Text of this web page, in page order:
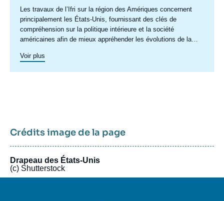
Accroche
centre
Les travaux de l’Ifri sur la région des Amériques concernent
principalement les États-Unis, fournissant des clés de
compréhension sur la politique intérieure et la société
américaines afin de mieux appréhender les évolutions de la
transatlantiques et commerciales. Un axe spécifique sur
Voir plus
Crédits image de la page
Drapeau des États-Unis
(c) Shutterstock